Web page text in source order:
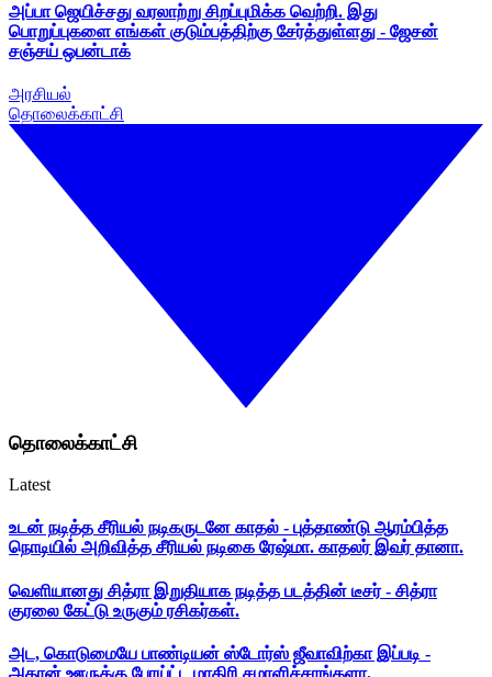
அப்பா ஜெயிச்சது வரலாற்று சிறப்புமிக்க வெற்றி. இது
பொறுப்புகளை எங்கள் குடும்பத்திற்கு சேர்த்துள்ளது - ஜேசன்
சஞ்சய் ஒபன்டாக்
அரசியல்
தொலைக்காட்சி
தொலைக்காட்சி
Latest
உடன் நடித்த சீரியல் நடிகருடனே காதல் - புத்தாண்டு ஆரம்பித்த
நொடியில் அறிவித்த சீரியல் நடிகை ரேஷ்மா. காதலர் இவர் தானா.
வெளியானது சித்ரா இறுதியாக நடித்த படத்தின் டீசர் - சித்ரா
குரலை கேட்டு உருகும் ரசிகர்கள்.
அட, கொடுமையே பாண்டியன் ஸ்டோர்ஸ் ஜீவாவிற்கா இப்படி -
அதான் ஊருக்கு போய்ட்ட மாதிரி சமாளிச்சாங்களா.